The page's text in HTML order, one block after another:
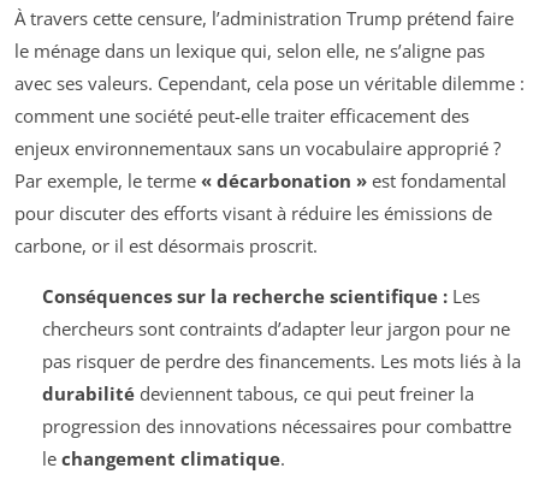
À travers cette censure, l’administration Trump prétend faire
le ménage dans un lexique qui, selon elle, ne s’aligne pas
avec ses valeurs. Cependant, cela pose un véritable dilemme :
comment une société peut-elle traiter efficacement des
enjeux environnementaux sans un vocabulaire approprié ?
Par exemple, le terme « décarbonation » est fondamental
pour discuter des efforts visant à réduire les émissions de
carbone, or il est désormais proscrit.
Conséquences sur la recherche scientifique :Les
chercheurs sont contraints d’adapter leur jargon pour ne
pas risquer de perdre des financements. Les mots liés à la
durabilitédeviennent tabous, ce qui peut freiner la
progression des innovations nécessaires pour combattre
le changement climatique.